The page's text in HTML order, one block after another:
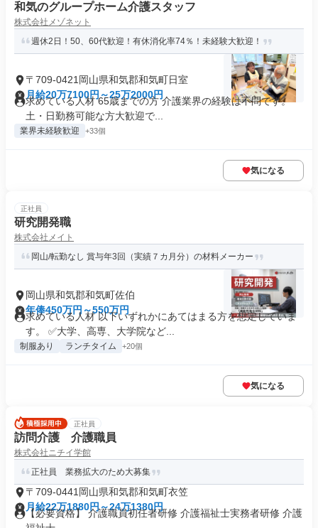
和気のグループホーム介護スタッフ
株式会社メゾネット
週休2日！50、60代歓迎！有休消化率74％！未経験大歓迎！
〒709-0421岡山県和気郡和気町日室
月給20万7100円～25万2000円
求めている人材 65歳までの方 介護業界の経験は不問です。
土・日勤務可能な方大歓迎で...
業界未経験歓迎 +33個
気になる
正社員
研究開発職
株式会社メイト
岡山/転勤なし 賞与年3回（実績７カ月分）の材料メーカー
岡山県和気郡和気町佐伯
年俸450万円～550万円
求めている人材 以下いずれかにあてはまる方を想定していま
す。 ✅大学、高専、大学院など...
制服あり ランチタイム +20個
気になる
正社員
訪問介護 介護職員
株式会社ニチイ学館
正社員 業務拡大のため大募集
〒709-0441岡山県和気郡和気町衣笠
月給22万1880円～24万1380円
【必要資格】 介護職員初任者研修 介護福祉士実務者研修 介護